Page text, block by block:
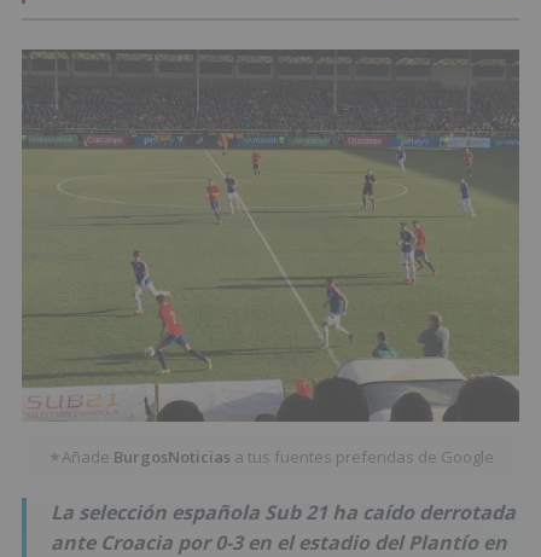
★Añade BurgosNoticias a tus fuentes preferidas de Google
La selección española Sub 21 ha caído derrotada
ante Croacia por 0-3 en el estadio del Plantío en